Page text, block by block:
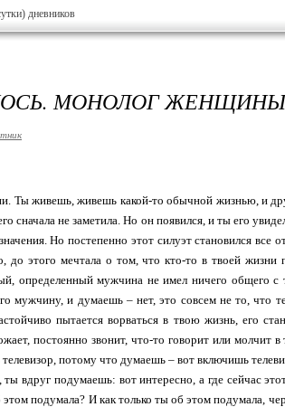
дневников
МОНОЛОГ
Ты живешь, живешь какой-то обычной жизнью, и
сначала не заметила. Но он появился, и ты его
Но постепенно этот силуэт становился
до этого мечтала о том, что кто-то в твоей
определенный мужчина не имел ничего общего
мужчину, и думаешь – нет, это совсем не то, что
пытается ворваться в твою жизнь, его
постоянно звонит, что-то говорит или молчит
потому что думаешь – вот включишь
вдруг подумаешь: вот интересно, а где сейчас
подумала? И как только ты об этом подумала,